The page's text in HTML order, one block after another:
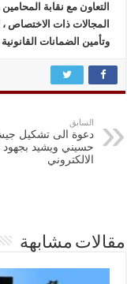
التعاون مع نقابة
المجالات ذات الاختصاص ،
وتأمين الضمانات
السابق
دعوة الى تشكيل
حسيني ويشيد بجهود
الالكتروني
مقالات مشابهة